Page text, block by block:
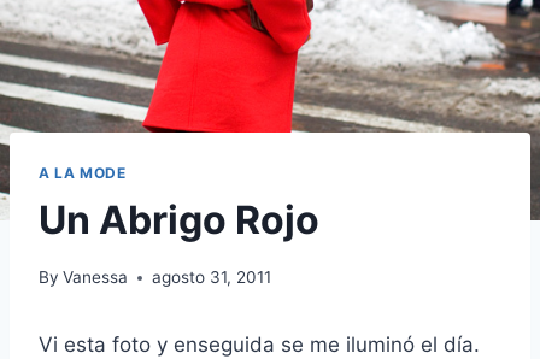
A LA MODE
Un Abrigo Rojo
By Vanessa agosto 31, 2011
Vi esta foto y enseguida se me iluminó el día.